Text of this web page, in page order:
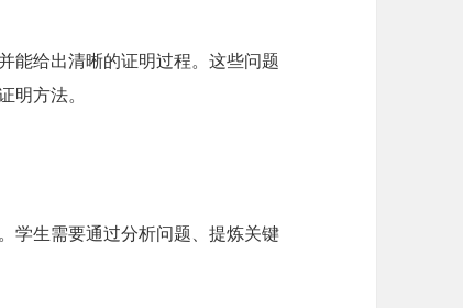
能给出清晰的证明过程。这些问题
方法。
学生需要通过分析问题、提炼关键